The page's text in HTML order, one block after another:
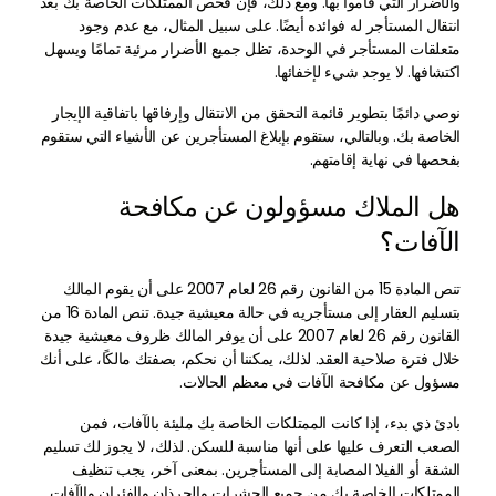
انتقال المستأجر له فوائده أيضًا. على سبيل المثال، مع عدم وجود
متعلقات المستأجر في الوحدة، تظل جميع الأضرار مرئية تمامًا ويسهل
اكتشافها. لا يوجد شيء لإخفائها.
نوصي دائمًا بتطوير قائمة التحقق من الانتقال وإرفاقها باتفاقية الإيجار
الخاصة بك. وبالتالي، ستقوم بإبلاغ المستأجرين عن الأشياء التي ستقوم
بفحصها في نهاية إقامتهم.
هل الملاك مسؤولون عن مكافحة
الآفات؟
تنص المادة 15 من القانون رقم 26 لعام 2007 على أن يقوم المالك
بتسليم العقار إلى مستأجريه في حالة معيشية جيدة. تنص المادة 16 من
القانون رقم 26 لعام 2007 على أن يوفر المالك ظروف معيشية جيدة
خلال فترة صلاحية العقد. لذلك، يمكننا أن نحكم، بصفتك مالكًا، على أنك
مسؤول عن مكافحة الآفات في معظم الحالات.
بادئ ذي بدء، إذا كانت الممتلكات الخاصة بك مليئة بالآفات، فمن
الصعب التعرف عليها على أنها مناسبة للسكن. لذلك، لا يجوز لك تسليم
الشقة أو الفيلا المصابة إلى المستأجرين. بمعنى آخر، يجب تنظيف